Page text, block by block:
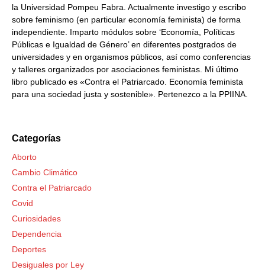
la Universidad Pompeu Fabra. Actualmente investigo y escribo
sobre feminismo (en particular economía feminista) de forma
independiente. Imparto módulos sobre ‘Economía, Políticas
Públicas e Igualdad de Género’ en diferentes postgrados de
universidades y en organismos públicos, así como conferencias
y talleres organizados por asociaciones feministas. Mi último
libro publicado es «Contra el Patriarcado. Economía feminista
para una sociedad justa y sostenible». Pertenezco a la PPIINA.
Categorías
Aborto
Cambio Climático
Contra el Patriarcado
Covid
Curiosidades
Dependencia
Deportes
Desiguales por Ley